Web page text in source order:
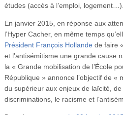
études (accès à l’emploi, logement…).
En janvier 2015, en réponse aux
l’Hyper Cacher, en même temps
Président François Hollande de faire
et l’antisémitisme une grande cause
la « Grande mobilisation de l’École
République » annonce l’objectif de «
du supérieur aux enjeux de laïcité,
discriminations, le racisme et